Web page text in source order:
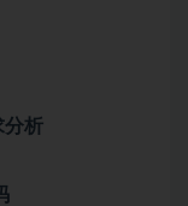
分析